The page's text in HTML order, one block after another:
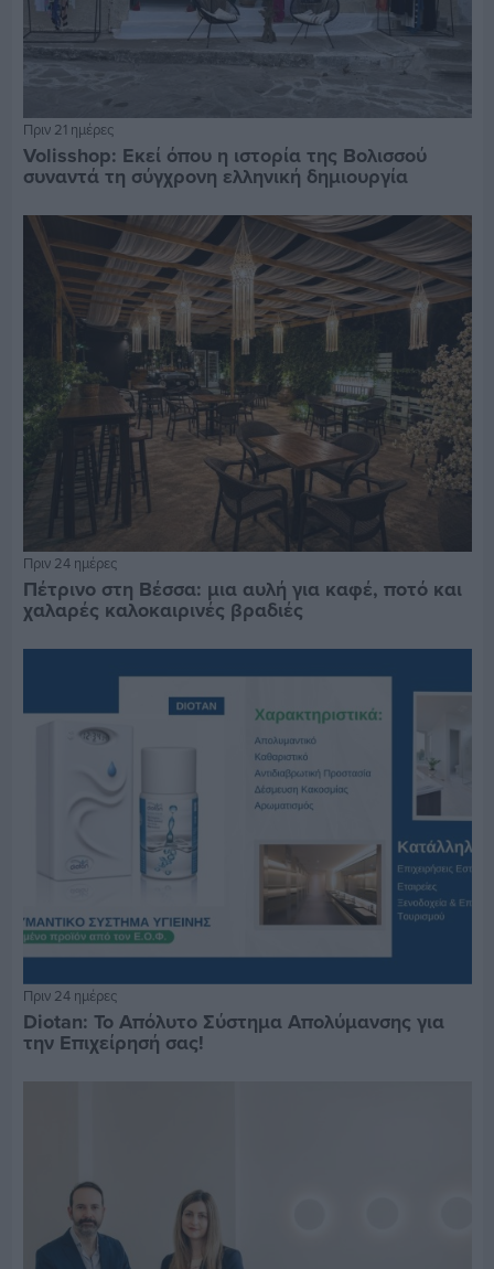
Πριν 21 ημέρες
Volisshop: Εκεί όπου η ιστορία της Βολισσού
συναντά τη σύγχρονη ελληνική δημιουργία
Πριν 24 ημέρες
Πέτρινο στη Βέσσα: μια αυλή για καφέ, ποτό και
χαλαρές καλοκαιρινές βραδιές
Πριν 24 ημέρες
Diotan: Το Απόλυτο Σύστημα Απολύμανσης για
την Επιχείρησή σας!